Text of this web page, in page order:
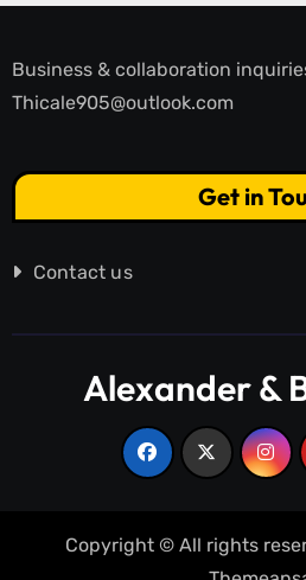
Business & collaboration
Thicale905@outlook.com
Get in
Contact us
Alexander &
Copyright © All rights